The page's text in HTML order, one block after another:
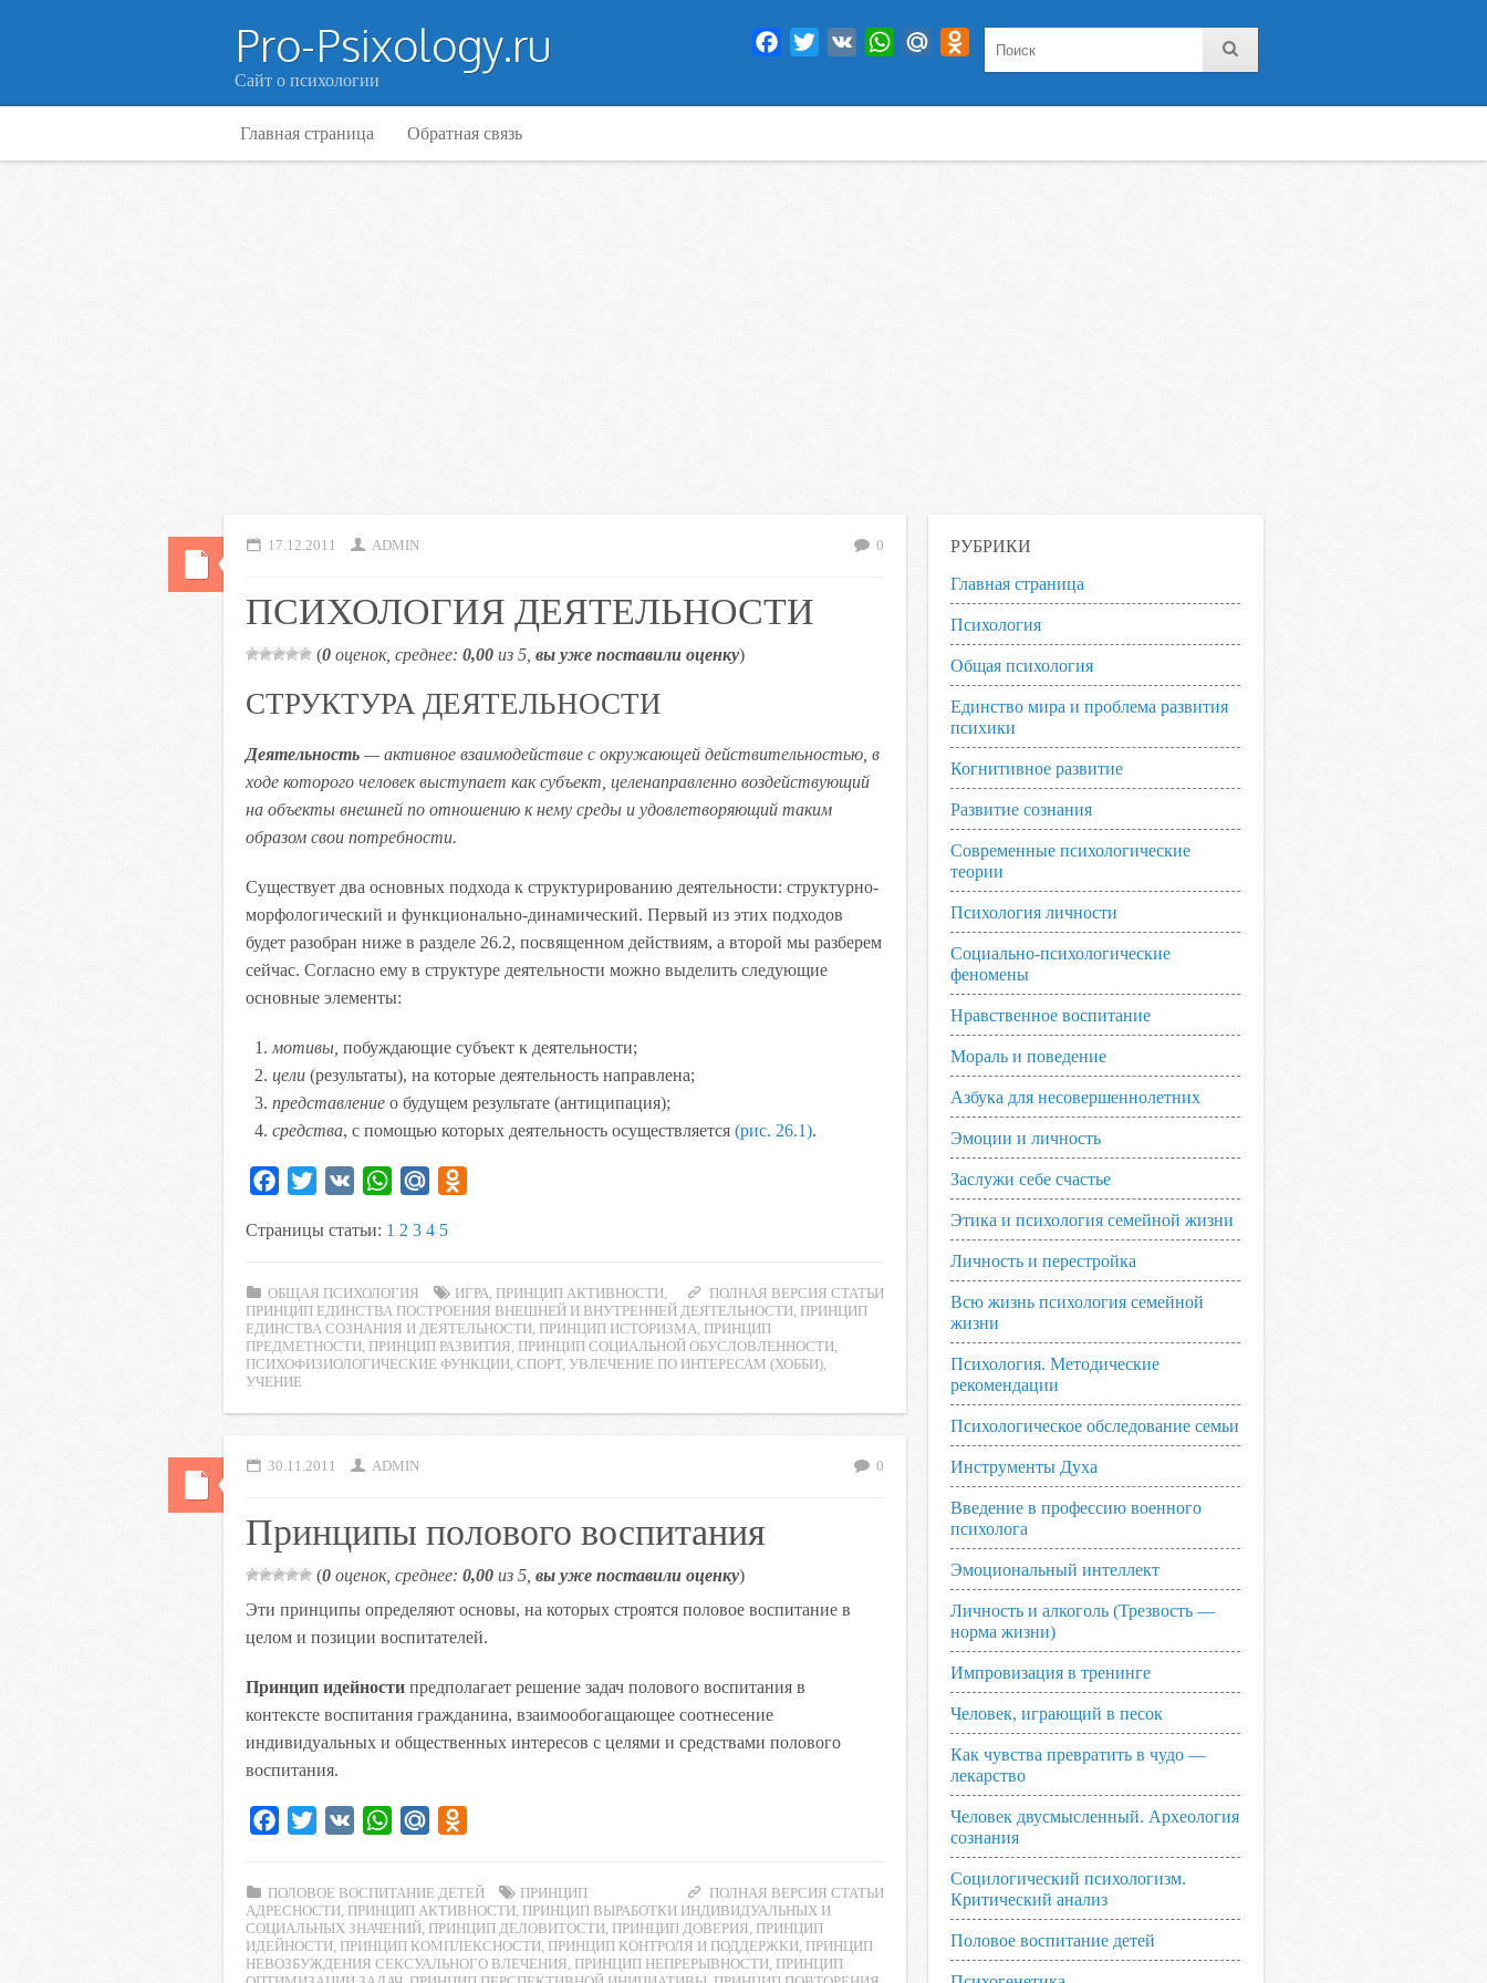
Pro-Psixology.ru
Сайт о психологии
Facebook
Twitter VK WhatsAppMail.RuOdnoklassniki
Главная страница Обратная связь
17.12.2011 ADMIN 0
ПСИХОЛОГИЯ ДЕЯТЕЛЬНОСТИ
(0 оценок, среднее: 0,00 из 5, вы уже поставили оценку)
СТРУКТУРА ДЕЯТЕЛЬНОСТИ
Деятельность — активное взаимодействие с окружающей действительностью, в
ходе которого человек выступает как субъект, целенаправленно воздействующий
на объекты внешней по отношению к нему среды и удовлетворяющий таким
образом свои потребности.
Существует два основных подхода к структурированию деятельности: структурно-
морфологический и функционально-динамический. Первый из этих подходов
будет разобран ниже в разделе 26.2, посвященном действиям, а второй мы разберем
сейчас. Согласно ему в структуре деятельности можно выделить следующие
основные элементы:
мотивы, побуждающие субъект к деятельности;
цели (результаты), на которые деятельность направлена;
представление о будущем результате (антиципация);
средства, с помощью которых деятельность осуществляется (рис. 26.1).
c
b
o
o
k
i
t
e
r
W
a
s
A
p
i
R
u
k
l
a
s
i
Страницы статьи: 1 2 3 4 5
ПОЛНАЯ ВЕРСИЯ СТАТЬИ
ОБЩАЯ ПСИХОЛОГИЯ ИГРА, ПРИНЦИП АКТИВНОСТИ,
ПРИНЦИП ЕДИНСТВА ПОСТРОЕНИЯ ВНЕШНЕЙ И ВНУТРЕННЕЙ ДЕЯТЕЛЬНОСТИ, ПРИНЦИП
ЕДИНСТВА СОЗНАНИЯ И ДЕЯТЕЛЬНОСТИ, ПРИНЦИП ИСТОРИЗМА, ПРИНЦИП
ПРЕДМЕТНОСТИ, ПРИНЦИП РАЗВИТИЯ, ПРИНЦИП СОЦИАЛЬНОЙ ОБУСЛОВЛЕННОСТИ,
ПСИХОФИЗИОЛОГИЧЕСКИЕ ФУНКЦИИ, СПОРТ, УВЛЕЧЕНИЕ ПО ИНТЕРЕСАМ (ХОББИ),
УЧЕНИЕ
30.11.2011 ADMIN 0
Принципы полового воспитания
(0 оценок, среднее: 0,00 из 5, вы уже поставили оценку)
Эти принципы определяют основы, на которых строятся половое воспитание в
целом и позиции воспитателей.
Принцип идейности предполагает решение задач полового воспитания в
контексте воспитания гражданина, взаимообогащающее соотнесение
индивидуальных и общественных интересов с целями и средствами полового
воспитания.
e
b
o
t
t
e
W
t
s
A
l
.
R
o
k
l
ПОЛНАЯ ВЕРСИЯ СТАТЬИ
ПОЛОВОЕ ВОСПИТАНИЕ ДЕТЕЙ
ПРИНЦИП
АДРЕСНОСТИ, ПРИНЦИП АКТИВНОСТИ, ПРИНЦИП ВЫРАБОТКИ ИНДИВИДУАЛЬНЫХ И
СОЦИАЛЬНЫХ ЗНАЧЕНИЙ, ПРИНЦИП ДЕЛОВИТОСТИ, ПРИНЦИП ДОВЕРИЯ, ПРИНЦИП
ИДЕЙНОСТИ, ПРИНЦИП КОМПЛЕКСНОСТИ, ПРИНЦИП КОНТРОЛЯ И ПОДДЕРЖКИ, ПРИНЦИП
НЕВОЗБУЖДЕНИЯ СЕКСУАЛЬНОГО ВЛЕЧЕНИЯ, ПРИНЦИП НЕПРЕРЫВНОСТИ, ПРИНЦИП
РУБРИКИ
Главная страница
Психология
Общая психология
Единство мира и проблема развития
психики
Когнитивное развитие
Развитие сознания
Современные психологические
теории
Психология личности
Социально-психологические
феномены
Нравственное воспитание
Мораль и поведение
Азбука для несовершеннолетних
Эмоции и личность
Заслужи себе счастье
Этика и психология семейной жизни
Личность и перестройка
Всю жизнь психология семейной
жизни
Психология. Методические
рекомендации
Психологическое обследование семьи
Инструменты Духа
Введение в профессию военного
психолога
Эмоциональный интеллект
Личность и алкоголь (Трезвость —
норма жизни)
Импровизация в тренинге
Человек, играющий в песок
Как чувства превратить в чудо —
лекарство
Человек двусмысленный. Археология
сознания
Социлогический психологизм.
Критический анализ
Половое воспитание детей